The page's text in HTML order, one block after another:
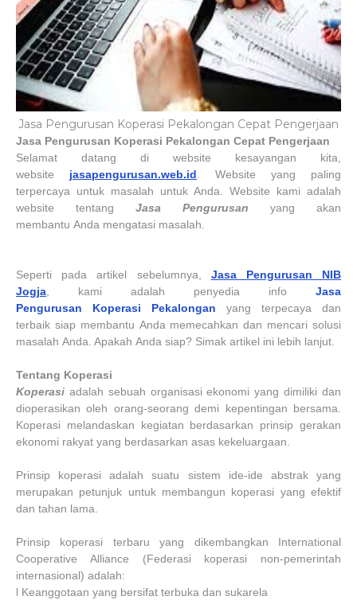
Jasa Pengurusan Koperasi Pekalongan Cepat Pengerjaan
Jasa Pengurusan Koperasi Pekalongan Cepat Pengerjaan
Selamat datang di website kesayangan kita,
website jasapengurusan.web.id . Website yang paling
terpercaya untuk masalah untuk Anda. Website kami adalah
website tentang Jasa Pengurusan yang akan
membantu Anda mengatasi masalah.
Seperti pada artikel sebelumnya, Jasa Pengurusan NIB
Jogja , kami adalah penyedia info Jasa
Pengurusan Koperasi Pekalongan
yang terpecaya dan
terbaik siap membantu Anda memecahkan dan mencari solusi
masalah Anda. Apakah Anda siap? Simak artikel ini lebih lanjut.
Tentang Koperasi
Koperasi adalah sebuah organisasi ekonomi yang dimiliki dan
dioperasikan oleh orang-seorang demi kepentingan bersama.
Koperasi melandaskan kegiatan berdasarkan prinsip gerakan
ekonomi rakyat yang berdasarkan asas kekeluargaan.
Prinsip koperasi adalah suatu sistem ide-ide abstrak yang
merupakan petunjuk untuk membangun koperasi yang efektif
dan tahan lama.
Prinsip koperasi terbaru yang dikembangkan International
Cooperative Alliance (Federasi koperasi non-pemerintah
internasional) adalah:
l Keanggotaan yang bersifat terbuka dan sukarela